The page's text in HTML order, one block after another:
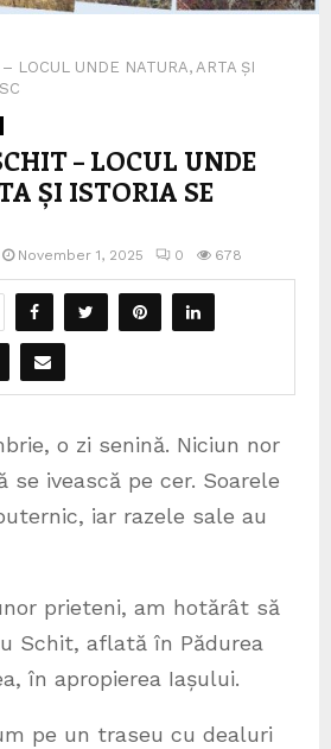
LOCUL UNDE NATURA, ARTA ȘI
– LOCUL UNDE
ȘI ISTORIA SE
November 1, 2025 0 678
o zi senină. Niciun nor
se ivească pe cer. Soarele
iar razele sale au
prieteni, am hotărât să
Schit, aflată în Pădurea
în apropierea Iașului.
pe un traseu cu dealuri